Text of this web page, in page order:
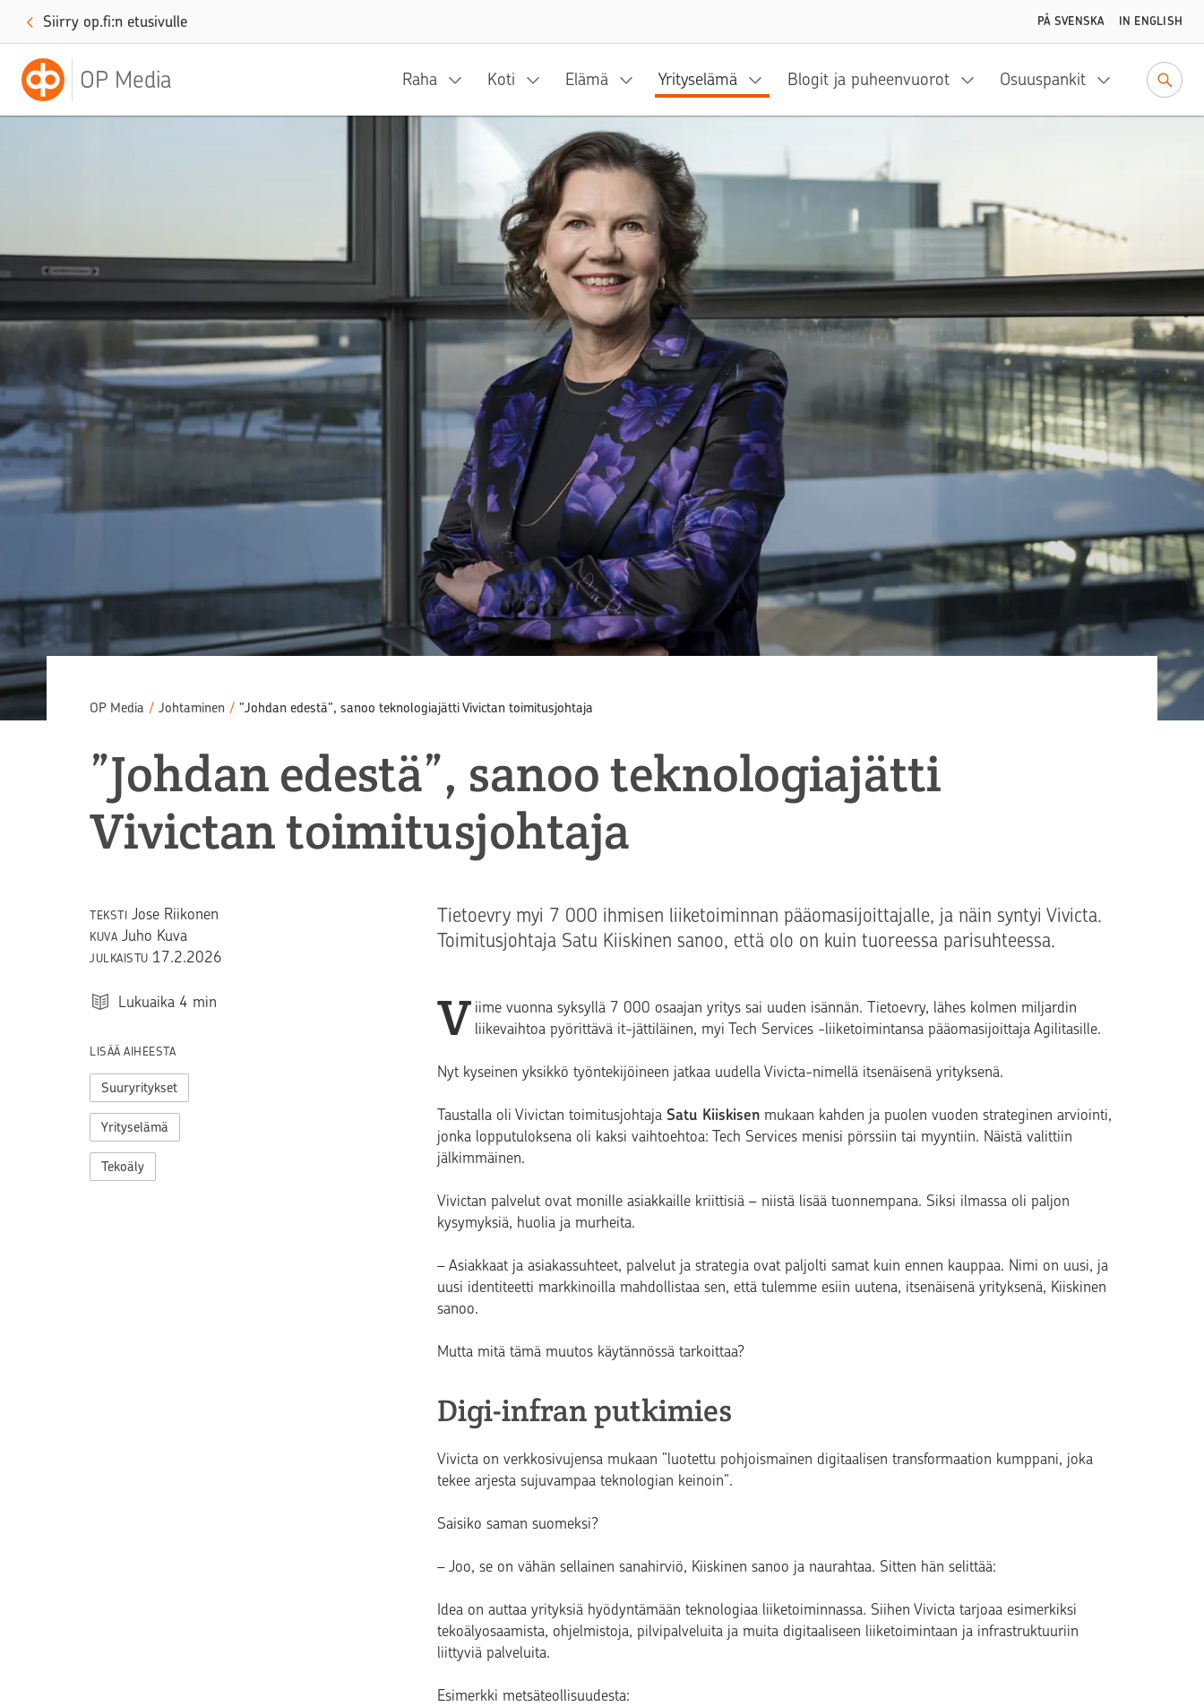
Siirry op.fi:n etusivulle PÅ SVENSKA IN ENGLISH
OP Media Raha Koti Elämä Yrityselämä Blogit ja puheenvuorot Osuuspankit
OP Media / Johtaminen / ”Johdan edestä”, sanoo teknologiajätti Vivictan toimitusjohtaja
”Johdan edestä”, sanoo teknologiajätti
Vivictan toimitusjohtaja
TEKSTI Jose Riikonen
KUVA Juho Kuva
JULKAISTU 17.2.2026
Lukuaika 4 min
LISÄÄ AIHEESTA
Suuryritykset
Yrityselämä
Tekoäly
Tietoevry myi 7 000 ihmisen liiketoiminnan pääomasijoittajalle, ja näin syntyi Vivicta.
Toimitusjohtaja Satu Kiiskinen sanoo, että olo on kuin tuoreessa parisuhteessa.
V iime vuonna syksyllä 7 000 osaajan yritys sai uuden isännän. Tietoevry, lähes kolmen miljardin
liikevaihtoa pyörittävä it-jättiläinen, myi Tech Services -liiketoimintansa pääomasijoittaja Agilitasille.
Nyt kyseinen yksikkö työntekijöineen jatkaa uudella Vivicta-nimellä itsenäisenä yrityksenä.
Taustalla oli Vivictan toimitusjohtajaSatu Kiiskisen mukaan kahden ja puolen vuoden strateginen arviointi,
jonka lopputuloksena oli kaksi vaihtoehtoa: Tech Services menisi pörssiin tai myyntiin. Näistä valittiin
jälkimmäinen.
Vivictan palvelut ovat monille asiakkaille kriittisiä – niistä lisää tuonnempana. Siksi ilmassa oli paljon
kysymyksiä, huolia ja murheita.
– Asiakkaat ja asiakassuhteet, palvelut ja strategia ovat paljolti samat kuin ennen kauppaa. Nimi on uusi, ja
uusi identiteetti markkinoilla mahdollistaa sen, että tulemme esiin uutena, itsenäisenä yrityksenä, Kiiskinen
sanoo.
Mutta mitä tämä muutos käytännössä tarkoittaa?
Digi-infran putkimies
Vivicta on verkkosivujensa mukaan ”luotettu pohjoismainen digitaalisen transformaation kumppani, joka
tekee arjesta sujuvampaa teknologian keinoin”.
Saisiko saman suomeksi?
– Joo, se on vähän sellainen sanahirviö, Kiiskinen sanoo ja naurahtaa. Sitten hän selittää:
Idea on auttaa yrityksiä hyödyntämään teknologiaa liiketoiminnassa. Siihen Vivicta tarjoaa esimerkiksi
tekoälyosaamista, ohjelmistoja, pilvipalveluita ja muita digitaaliseen liiketoimintaan ja infrastruktuuriin
liittyviä palveluita.
Esimerkki metsäteollisuudesta: